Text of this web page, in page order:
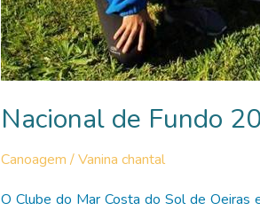
Nacional de Fundo
Canoagem /Vanina chantal
O Clube do Mar Costa do Sol de Oeiras